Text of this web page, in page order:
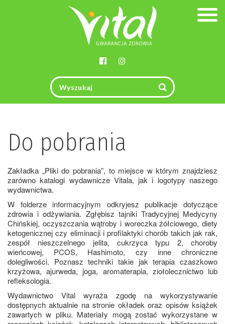
Do pobrania
Zakładka „Pliki do pobrania”, to miejsce w którym znajdziesz
zarówno katalogi wydawnicze Vitala, jak i logotypy naszego
wydawnictwa.
W folderze informacyjnym odkryjesz publikacje dotyczące
zdrowia i odżywiania. Zgłębisz tajniki Tradycyjnej Medycyny
Chińskiej, oczyszczania wątroby i woreczka żółciowego, diety
ketogenicznej czy eliminacji i profilaktyki chorób takich jak rak,
zespół nieszczelnego jelita, cukrzyca typu 2, choroby
wieńcowej, PCOS, Hashimoto, czy inne chroniczne
dolegliwości. Poznasz techniki takie jak terapia czaszkowo
krzyżowa, ajurweda, joga, aromaterapia, ziołolecznictwo lub
refleksologia.
Wydawnictwo Vital wyraża zgodę na wykorzystywanie
dostępnych aktualnie na stronie okładek oraz opisów książek
zawartych w pliku. Materiały mogą zostać wykorzystane w